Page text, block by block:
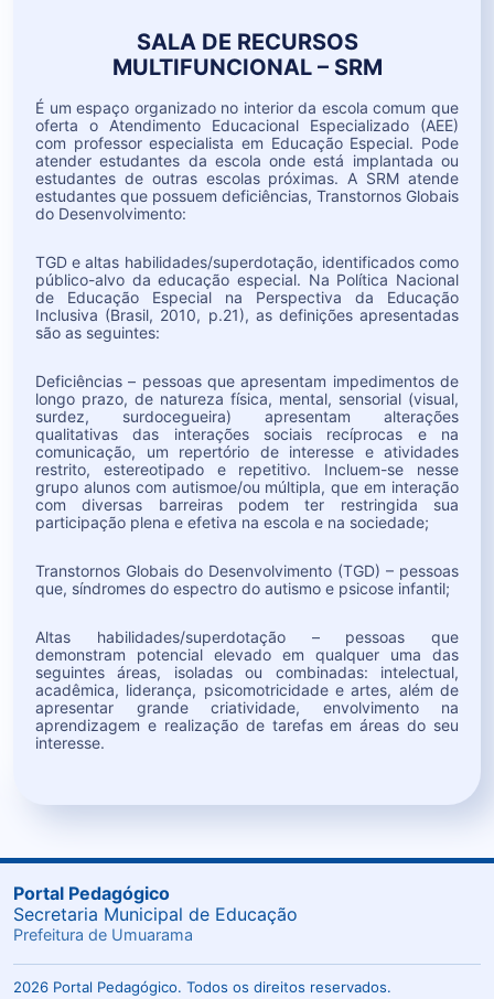
SALA DE RECURSOS
MULTIFUNCIONAL – SRM
É um espaço organizado no interior da escola comum que
oferta o Atendimento Educacional Especializado (AEE)
com professor especialista em Educação Especial. Pode
atender estudantes da escola onde está implantada ou
estudantes de outras escolas próximas. A SRM atende
estudantes que possuem deficiências, Transtornos Globais
do Desenvolvimento:
TGD e altas habilidades/superdotação, identificados como
público-alvo da educação especial. Na Política Nacional
de Educação Especial na Perspectiva da Educação
Inclusiva (Brasil, 2010, p.21), as definições apresentadas
são as seguintes:
Deficiências – pessoas que apresentam impedimentos de
longo prazo, de natureza física, mental, sensorial (visual,
surdez, surdocegueira) apresentam alterações
qualitativas das interações sociais recíprocas e na
comunicação, um repertório de interesse e atividades
restrito, estereotipado e repetitivo. Incluem-se nesse
grupo alunos com autismoe/ou múltipla, que em interação
com diversas barreiras podem ter restringida sua
participação plena e efetiva na escola e na sociedade;
Transtornos Globais do Desenvolvimento (TGD) – pessoas
que, síndromes do espectro do autismo e psicose infantil;
Altas habilidades/superdotação – pessoas que
demonstram potencial elevado em qualquer uma das
seguintes áreas, isoladas ou combinadas: intelectual,
acadêmica, liderança, psicomotricidade e artes, além de
apresentar grande criatividade, envolvimento na
aprendizagem e realização de tarefas em áreas do seu
interesse.
Portal Pedagógico
Secretaria Municipal de Educação
Prefeitura de Umuarama
2026 Portal Pedagógico. Todos os direitos reservados.